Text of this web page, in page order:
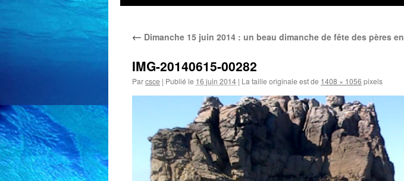
contenu
← Dimanche 15 juin 2014 : un beau dimanche de fête des pères
IMG-20140615-00282
Parcsce | Publié le 16 juin 2014 | La taille originale est de 1408 × 1056 pixels